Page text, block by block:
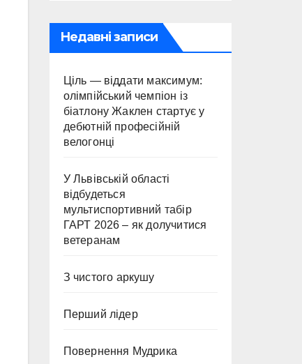
Недавні записи
Ціль — віддати максимум:
олімпійський чемпіон із
біатлону Жаклен стартує у
дебютній професійній
велогонці
У Львівській області
відбудеться
мультиспортивний табір
ГАРТ 2026 – як долучитися
ветеранам
З чистого аркушу
Перший лідер
Повернення Мудрика